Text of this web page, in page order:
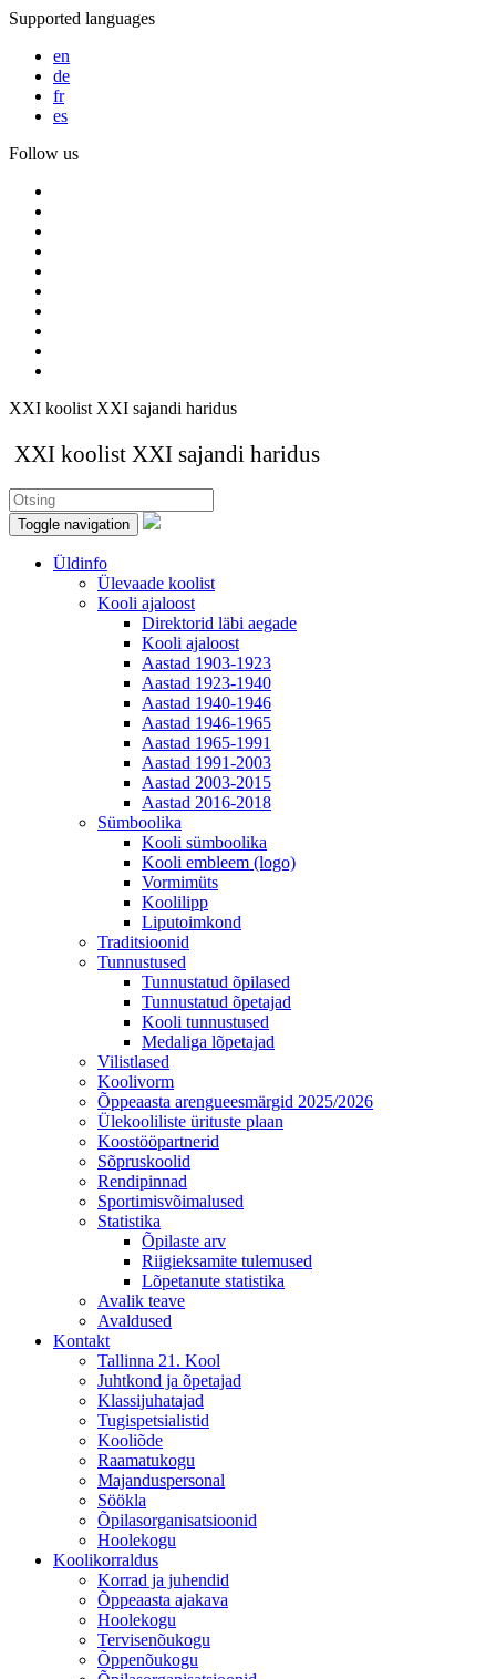
Supported languages
en
de
fr
es
Follow us
XXI koolist XXI sajandi haridus
XXI koolist XXI sajandi haridus
Toggle navigation
Üldinfo
Ülevaade koolist
Kooli ajaloost
Direktorid läbi aegade
Kooli ajaloost
Aastad 1903-1923
Aastad 1923-1940
Aastad 1940-1946
Aastad 1946-1965
Aastad 1965-1991
Aastad 1991-2003
Aastad 2003-2015
Aastad 2016-2018
Sümboolika
Kooli sümboolika
Kooli embleem (logo)
Vormimüts
Koolilipp
Liputoimkond
Traditsioonid
Tunnustused
Tunnustatud õpilased
Tunnustatud õpetajad
Kooli tunnustused
Medaliga lõpetajad
Vilistlased
Koolivorm
Õppeaasta arengueesmärgid 2025/2026
Ülekooliliste ürituste plaan
Koostööpartnerid
Sõpruskoolid
Rendipinnad
Sportimisvõimalused
Statistika
Õpilaste arv
Riigieksamite tulemused
Lõpetanute statistika
Avalik teave
Avaldused
Kontakt
Tallinna 21. Kool
Juhtkond ja õpetajad
Klassijuhatajad
Tugispetsialistid
Kooliõde
Raamatukogu
Majanduspersonal
Söökla
Õpilasorganisatsioonid
Hoolekogu
Koolikorraldus
Korrad ja juhendid
Õppeaasta ajakava
Hoolekogu
Tervisenõukogu
Õppenõukogu